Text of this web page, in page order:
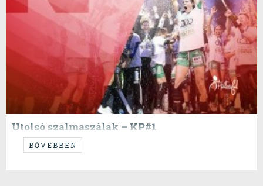
Utolsó szalmaszálak – KP#1
BŐVEBBEN